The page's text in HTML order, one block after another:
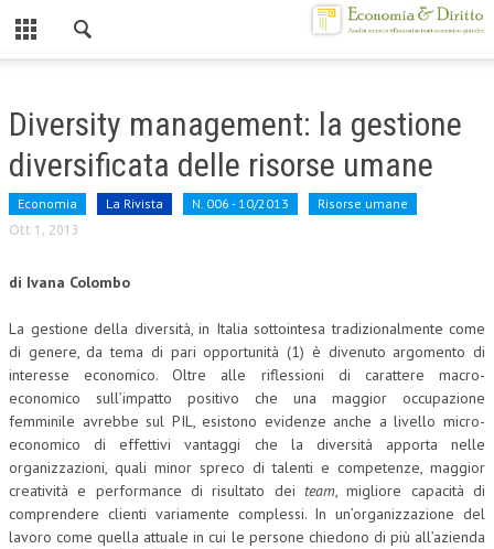
CHI SIAMO
CONTATTI
CENTRO STUDI
ATTO COSTITUTIVO E STATUTO
ORGANIZZAZIONE
OBIETTIVI
DIREZIONE SCIENTIFICA
ALTA FORMAZIONE
Diversity management: la gestione
diversificata delle risorse umane
Economia La Rivista N. 006 - 10/2013 Risorse umane
Ott 1, 2013
di Ivana Colombo
La gestione della diversità, in Italia sottointesa tradizionalmente come
di genere, da tema di pari opportunità (1) è divenuto argomento di
interesse economico. Oltre alle riflessioni di carattere macro-
economico sull’impatto positivo che una maggior occupazione
femminile avrebbe sul PIL, esistono evidenze anche a livello micro-
economico di effettivi vantaggi che la diversità apporta nelle
organizzazioni, quali minor spreco di talenti e competenze, maggior
creatività e performance di risultato dei team, migliore capacità di
comprendere clienti variamente complessi. In un’organizzazione del
lavoro come quella attuale in cui le persone chiedono di più all’azienda